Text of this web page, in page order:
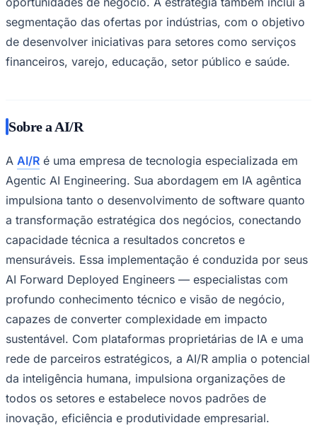
Corinthians
segmentação das ofertas por indústrias, com o objetivo
de desenvolver iniciativas para setores como serviços
financeiros, varejo, educação, setor público e saúde.
Sobre a AI/R
A AI/R é uma empresa de tecnologia especializada em
Agentic AI Engineering. Sua abordagem em IA agêntica
impulsiona tanto o desenvolvimento de software quanto
a transformação estratégica dos negócios, conectando
capacidade técnica a resultados concretos e
mensuráveis. Essa implementação é conduzida por seus
AI Forward Deployed Engineers — especialistas com
profundo conhecimento técnico e visão de negócio,
capazes de converter complexidade em impacto
sustentável. Com plataformas proprietárias de IA e uma
rede de parceiros estratégicos, a AI/R amplia o potencial
da inteligência humana, impulsiona organizações de
todos os setores e estabelece novos padrões de
inovação, eficiência e produtividade empresarial.